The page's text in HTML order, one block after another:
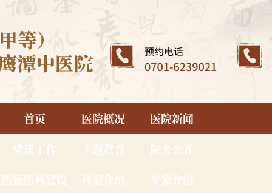
首页 医院概况
医院新闻
党建工作
主题教育
院务公开
医德医风建设
科室介绍
专家介绍